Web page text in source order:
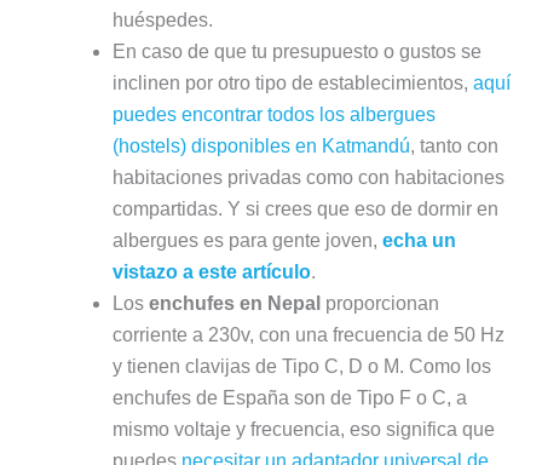
huéspedes.
En caso de que tu presupuesto o gustos se
inclinen por otro tipo de establecimientos, aquí
puedes encontrar todos los albergues
(hostels) disponibles en Katmandú, tanto con
habitaciones privadas como con habitaciones
compartidas. Y si crees que eso de dormir en
albergues es para gente joven, echa un
vistazo a este artículo.
Los enchufes en Nepal proporcionan
corriente a 230v, con una frecuencia de 50 Hz
y tienen clavijas de Tipo C, D o M. Como los
enchufes de España son de Tipo F o C, a
mismo voltaje y frecuencia, eso significa que
puedes necesitar un adaptador universal de